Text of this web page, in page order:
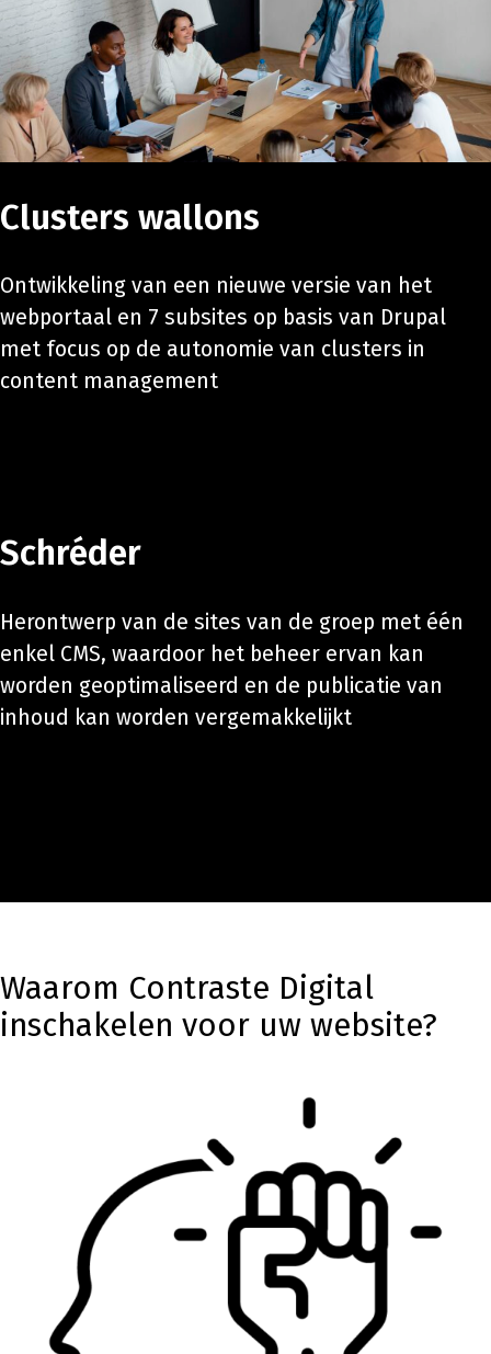
Clusters wallons
Ontwikkeling van een nieuwe versie van het
webportaal en 7 subsites op basis van Drupal
met focus op de autonomie van clusters in
content management
Schréder
Herontwerp van de sites van de groep met één
enkel CMS, waardoor het beheer ervan kan
worden geoptimaliseerd en de publicatie van
inhoud kan worden vergemakkelijkt
Waarom Contraste Digital
inschakelen voor uw website?